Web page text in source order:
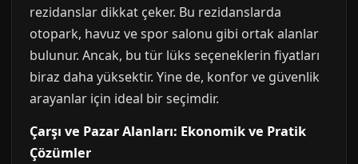
rezidanslar dikkat çeker. Bu rezidanslarda
otopark, havuz ve spor salonu gibi ortak alanlar
bulunur. Ancak, bu tür lüks seçeneklerin fiyatları
biraz daha yüksektir. Yine de, konfor ve güvenlik
arayanlar için ideal bir seçimdir.
Çarşı ve Pazar Alanları: Ekonomik ve Pratik
Çözümler